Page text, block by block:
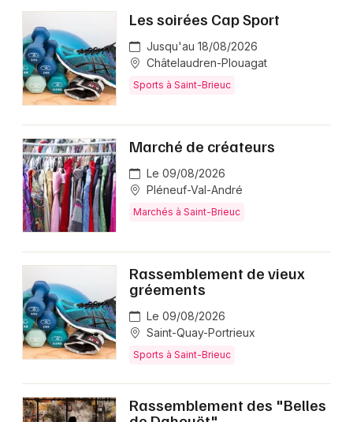
Les soirées Cap Sport
Jusqu'au 18/08/2026
Châtelaudren-Plouagat
Sports à Saint-Brieuc
Marché de créateurs
Le 09/08/2026
Pléneuf-Val-André
Marchés à Saint-Brieuc
Rassemblement de vieux
gréements
Le 09/08/2026
Saint-Quay-Portrieux
Sports à Saint-Brieuc
Rassemblement des "Belles